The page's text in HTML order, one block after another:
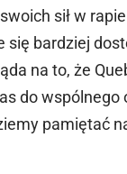
sił w
się bardziej
na to, że
do
pamiętać